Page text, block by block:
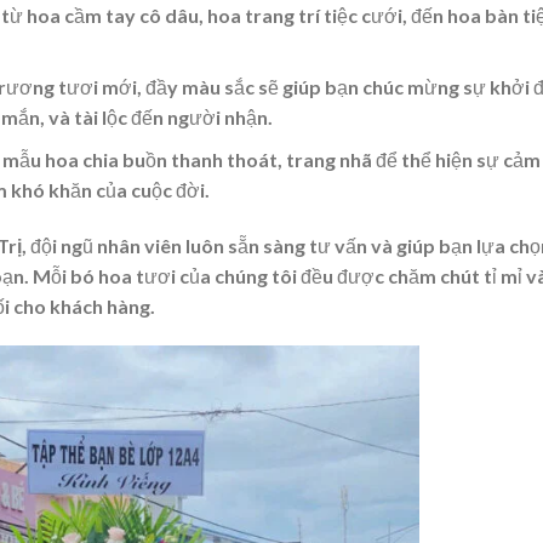
hoa cầm tay cô dâu, hoa trang trí tiệc cưới, đến hoa bàn
tươi mới, đầy màu sắc sẽ giúp bạn chúc mừng sự khởi
và tài lộc đến người nhận.
hoa chia buồn thanh thoát, trang nhã để thể hiện sự cảm
khăn của cuộc đời.
, đội ngũ nhân viên luôn sẵn sàng tư vấn và giúp bạn lựa
Mỗi bó hoa tươi của chúng tôi đều được chăm chút tỉ mỉ
cho khách hàng.